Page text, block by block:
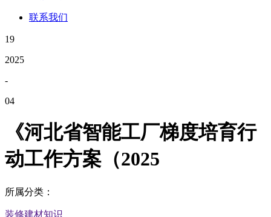
联系我们
19
2025
-
04
《河北省智能工厂梯度培育行
动工作方案（2025
所属分类：
装修建材知识